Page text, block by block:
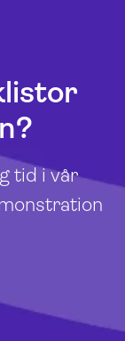
tid i vår